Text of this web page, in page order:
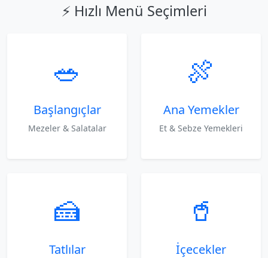
⚡ Hızlı Menü Seçimleri
🥗
Başlangıçlar
Mezeler & Salatalar
🍖
Ana Yemekler
Et & Sebze Yemekleri
🍰
Tatlılar
🥤
İçecekler